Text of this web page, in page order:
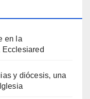
en la
y diócesis, una